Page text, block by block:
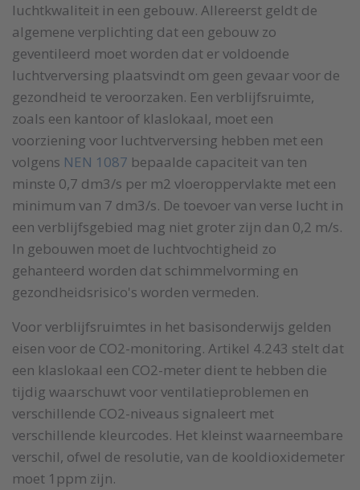
luchtkwaliteit in een gebouw. Allereerst geldt de
algemene verplichting dat een gebouw zo
geventileerd moet worden dat er voldoende
luchtverversing plaatsvindt om geen gevaar voor de
gezondheid te veroorzaken. Een verblijfsruimte,
zoals een kantoor of klaslokaal, moet een
voorziening voor luchtverversing hebben met een
volgens NEN 1087 bepaalde capaciteit van ten
minste 0,7 dm3/s per m2 vloeroppervlakte met een
minimum van 7 dm3/s. De toevoer van verse lucht in
een verblijfsgebied mag niet groter zijn dan 0,2 m/s.
In gebouwen moet de luchtvochtigheid zo
gehanteerd worden dat schimmelvorming en
gezondheidsrisico's worden vermeden.
Voor verblijfsruimtes in het basisonderwijs gelden
eisen voor de CO2-monitoring. Artikel 4.243 stelt dat
een klaslokaal een CO2-meter dient te hebben die
tijdig waarschuwt voor ventilatieproblemen en
verschillende CO2-niveaus signaleert met
verschillende kleurcodes. Het kleinst waarneembare
verschil, ofwel de resolutie, van de kooldioxidemeter
moet 1ppm zijn.